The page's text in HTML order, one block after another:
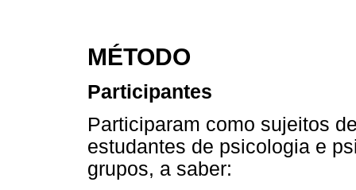
MÉTODO
Participantes
Participaram como sujeitos
estudantes de psicologia e
grupos, a saber: